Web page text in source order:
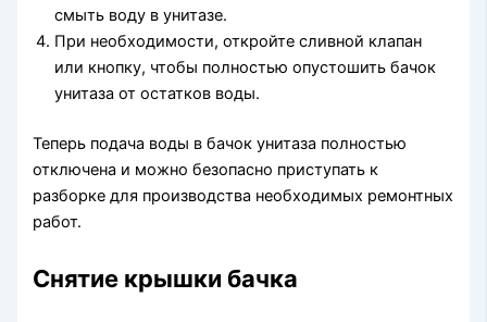
смыть воду в унитазе.
При необходимости, откройте сливной клапан
или кнопку, чтобы полностью опустошить бачок
унитаза от остатков воды.
Теперь подача воды в бачок унитаза полностью
отключена и можно безопасно приступать к
разборке для производства необходимых ремонтных
работ.
Снятие крышки бачка